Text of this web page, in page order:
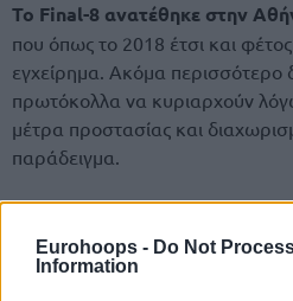
Eurohoops - Do Not
Information
Το Final-8 ανατέθηκε στην
που όπως το 2018 έτσι και
εγχείρημα. Ακόμα περισσότερο
πρωτόκολλα να κυριαρχούν
μέτρα προστασίας και
παράδειγμα.
Δείτε το promo του Final-8 και
επτά ομάδες συν τηνΑΕΚ. Στις
ξέρουμε και τον νικητή της